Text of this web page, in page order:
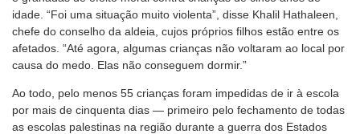
idade. “Foi uma situação muito violenta”, disse Khalil Hathaleen,
chefe do conselho da aldeia, cujos próprios filhos estão entre os
afetados. “Até agora, algumas crianças não voltaram ao local por
causa do medo. Elas não conseguem dormir.”
Ao todo, pelo menos 55 crianças foram impedidas de ir à escola
por mais de cinquenta dias — primeiro pelo fechamento de todas
as escolas palestinas na região durante a guerra dos Estados